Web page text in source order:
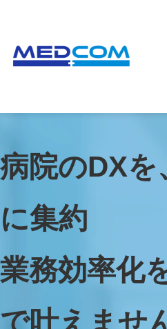
導入事例
企業情
病院のDXを
に集約
業務効率化
で叶えませ